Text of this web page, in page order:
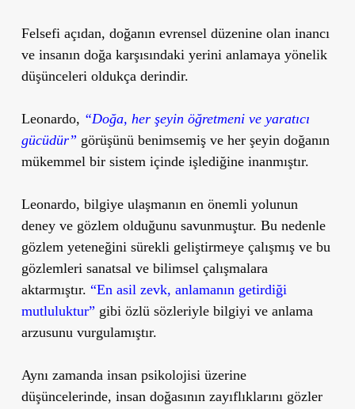
Felsefi açıdan, doğanın evrensel düzenine olan inancı
ve insanın doğa karşısındaki yerini anlamaya yönelik
düşünceleri oldukça derindir.
Leonardo, “Doğa, her şeyin öğretmeni ve yaratıcı
gücüdür” görüşünü benimsemiş ve her şeyin doğanın
mükemmel bir sistem içinde işlediğine inanmıştır.
Leonardo, bilgiye ulaşmanın en önemli yolunun
deney ve gözlem olduğunu savunmuştur. Bu nedenle
gözlem yeteneğini sürekli geliştirmeye çalışmış ve bu
gözlemleri sanatsal ve bilimsel çalışmalara
aktarmıştır. “En asil zevk, anlamanın getirdiği
mutluluktur” gibi özlü sözleriyle bilgiyi ve anlama
arzusunu vurgulamıştır.
Aynı zamanda insan psikolojisi üzerine
düşüncelerinde, insan doğasının zayıflıklarını gözler